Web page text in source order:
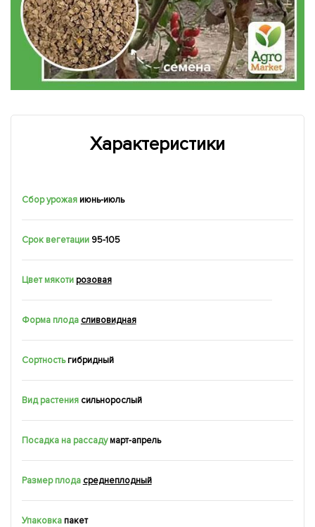
Характеристики
Сбор урожаяиюнь-июль
Срок вегетации 95-105
Цвет мякотирозовая
Форма плода сливовидная
Сортностьгибридный
Вид растения сильнорослый
Посадка на рассаду март-апрель
Размер плода среднеплодный
Упаковкапакет